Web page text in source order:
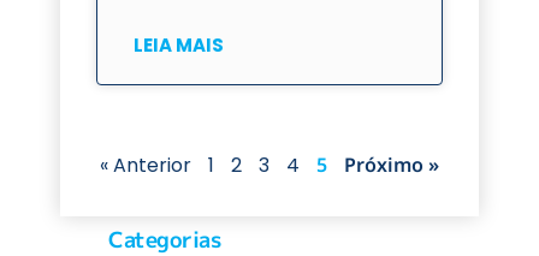
LEIA MAIS
« Anterior 1 2 3 4 5 Próximo »
Categorias